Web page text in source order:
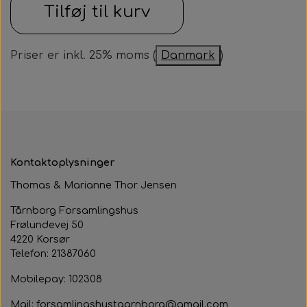
Om huset
Historie
Huset vedtægter
Besøg af kildebakken
Fastelavnsfest
Aften med Phillip Devantier og Benjamin
Samarbejdspartner
Fotograf
Tilføj til kurv
Priser er inkl. 25% moms ( Danmark )
Kontaktoplysninger
Thomas & Marianne Thor Jensen
Tårnborg Forsamlingshus
Frølundevej 50
4220 Korsør
Telefon: 21387060
Mobilepay: 102308
Mail: forsamlingshustaarnborg@gmail.com